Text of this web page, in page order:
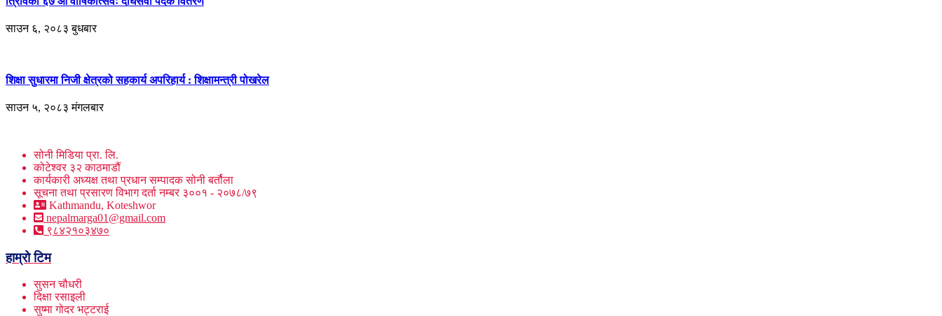
साउन ६, २०८३ बुधबार
शिक्षा सुधारमा निजी क्षेत्रको सहकार्य अपरिहार्य : शिक्षामन्त्री पोखरेल
साउन ५, २०८३ मंगलबार
सोनी मिडिया प्रा. लि.
कोटेश्वर ३२ काठमाडौं
कार्यकारी अध्यक्ष तथा प्रधान सम्पादक सोनी बर्तौला
सूचना तथा प्रसारण विभाग दर्ता नम्बर ३००१ - २०७८/७९
Kathmandu, Koteshwor
nepalmarga01@gmail.com
९८४२१०३४७०
हाम्रो टिम
सुसन चौधरी
दिक्षा रसाइली
सुष्मा गोदर भट्टराई